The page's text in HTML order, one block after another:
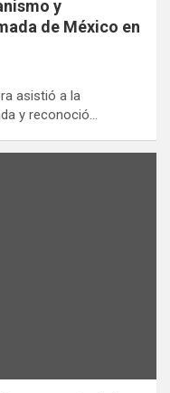
y
de México en
asistió a la
y reconoció…